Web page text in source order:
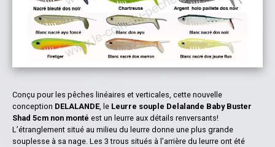
Conçu pour les pêches linéaires et verticales, cette nouvelle
conception DELALANDE , le Leurre souple Delalande Baby Buster
Shad 5cm non monté est un leurre aux détails renversants!
L’étranglement situé au milieu du leurre donne une plus grande
souplesse à sa nage. Les 3 trous situés à l’arrière du leurre ont été